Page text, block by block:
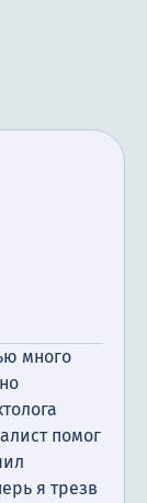
много
помог
я трезв